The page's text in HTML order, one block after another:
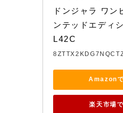
ドンジャラ ワン
ンテッドエディ
L42C
Amazon
楽天市場